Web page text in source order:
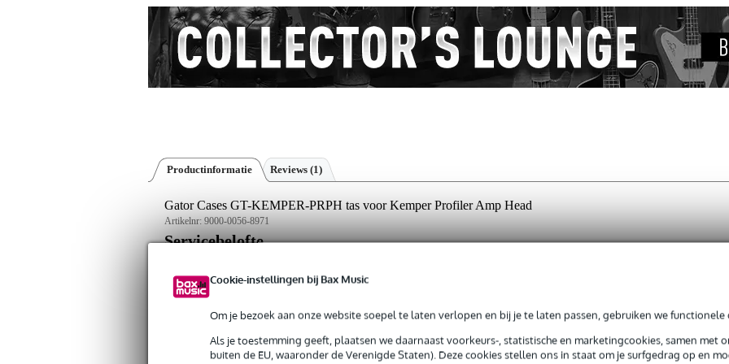
Cookie-instellingen bij Bax Music
Om je bezoek aan onze website soepel te laten verlopen en bij je te laten passen, gebruiken we functionele
Als je toestemming geeft, plaatsen we daarnaast voorkeurs-, statistische en marketingcookies, samen met
buiten de EU, waaronder de Verenigde Staten). Deze cookies stellen ons in staat om je surfgedrag op en
Productinformatie Reviews (1)
Gator Cases GT-KEMPER-PRPH tas voor Kemper Profiler Amp Head
Artikelnr: 9000-0056-8971
Servicebelofte
Bax Music Garantie: Op dit product krijg je levenslange garantie op fabrieksfouten.